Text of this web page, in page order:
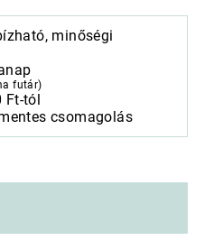
minőségi
futár)
Ft-tól
csomagolás